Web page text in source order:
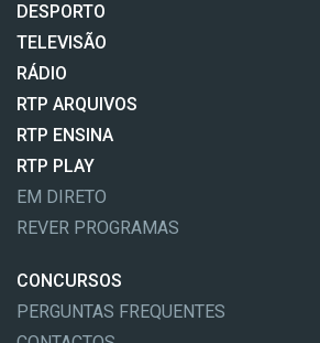
DESPORTO
TELEVISÃO
RÁDIO
RTP ARQUIVOS
RTP ENSINA
RTP PLAY
EM DIRETO
REVER PROGRAMAS
CONCURSOS
PERGUNTAS FREQUENTES